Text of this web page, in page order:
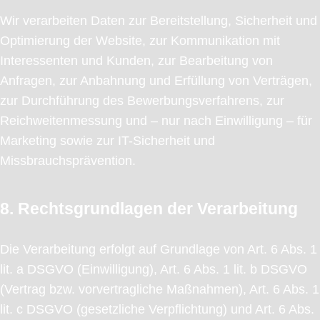
Wir verarbeiten Daten zur Bereitstellung, Sicherheit und
Optimierung der Website, zur Kommunikation mit
Interessenten und Kunden, zur Bearbeitung von
Anfragen, zur Anbahnung und Erfüllung von Verträgen,
zur Durchführung des Bewerbungsverfahrens, zur
Reichweitenmessung und – nur nach Einwilligung – für
Marketing sowie zur IT-Sicherheit und
Missbrauchsprävention.
8. Rechtsgrundlagen der Verarbeitung
Die Verarbeitung erfolgt auf Grundlage von Art. 6 Abs. 1
lit. a DSGVO (Einwilligung), Art. 6 Abs. 1 lit. b DSGVO
(Vertrag bzw. vorvertragliche Maßnahmen), Art. 6 Abs. 1
lit. c DSGVO (gesetzliche Verpflichtung) und Art. 6 Abs.